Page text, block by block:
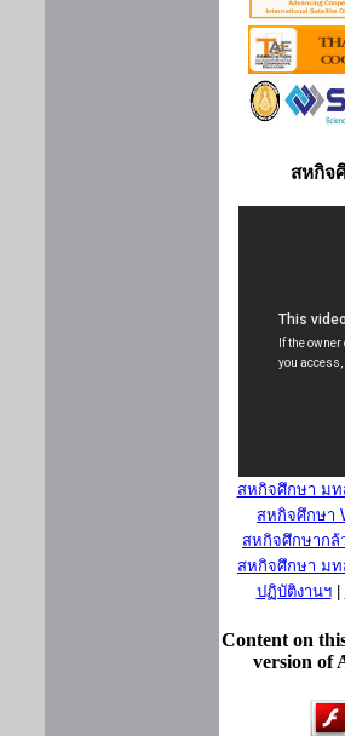
สหกิจ
สหกิจศึกษา มท
สหกิจศึกษา
สหกิจศึกษากล้
สหกิจศึกษา มท
ปฏิบัติงานฯ|
Content on
version of